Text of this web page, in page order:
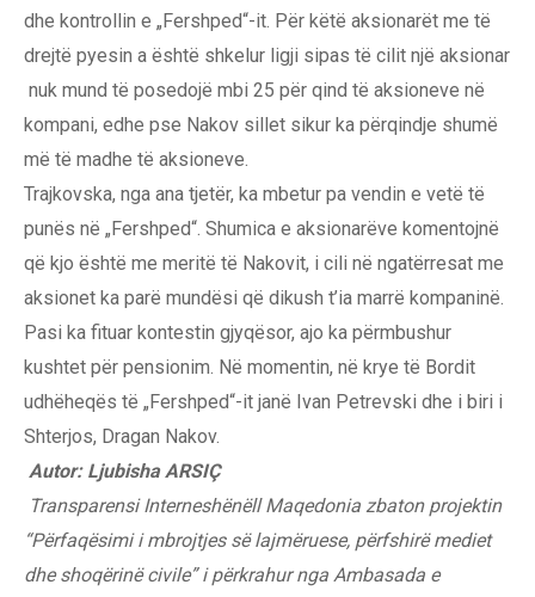
dhe kontrollin e „Fershped“-it. Për këtë aksionarët me të
drejtë pyesin a është shkelur ligji sipas të cilit një aksionar
nuk mund të posedojë mbi 25 për qind të aksioneve në
kompani, edhe pse Nakov sillet sikur ka përqindje shumë
më të madhe të aksioneve.
Trajkovska, nga ana tjetër, ka mbetur pa vendin e vetë të
punës në „Fershped“. Shumica e aksionarëve komentojnë
që kjo është me meritë të Nakovit, i cili në ngatërresat me
aksionet ka parë mundësi që dikush t’ia marrë kompaninë.
Pasi ka fituar kontestin gjyqësor, ajo ka përmbushur
kushtet për pensionim. Në momentin, në krye të Bordit
udhëheqës të „Fershped“-it janë Ivan Petrevski dhe i biri i
Shterjos, Dragan Nakov.
Autor: Ljubisha ARSIÇ
Transparensi Interneshënëll Maqedonia zbaton projektin
“Përfaqësimi i mbrojtjes së lajmëruese, përfshirë mediet
dhe shoqërinë civile” i përkrahur nga Ambasada e